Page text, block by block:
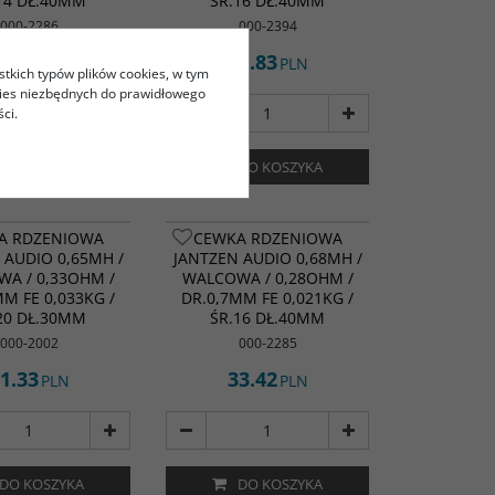
000-2286
32.55 PLN
000-2394
32.83PLN
DO KOSZYKA
RDZENIOWA
AUDIO 0,65MH /
/ 0,33OHM /
FE 0,033KG /
DŁ.30MM
000-2002
PLN
DO KOSZYKA
CEWKA RDZENIOWA
JANTZEN AUDIO 0,68MH /
WALCOWA / 0,28OHM /
DR.0,7MM FE 0,021KG /
ŚR.16 DŁ.40MM
000-2285
33.42PLN
DO KOSZYKA
typów plików cookies, w tym
niezbędnych do prawidłowego